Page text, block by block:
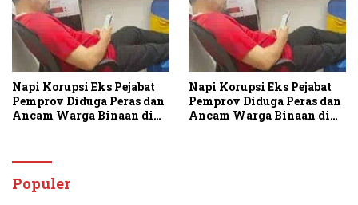
Napi Korupsi Eks Pejabat
Pemprov Diduga Peras dan
Ancam Warga Binaan di
Napi Korupsi Eks Pejabat
Pemprov Diduga Peras dan
Ancam Warga Binaan di
Populer